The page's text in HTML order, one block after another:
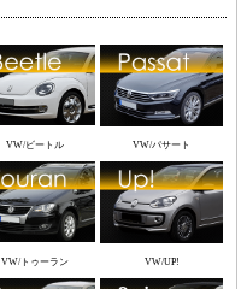
VW/ビートル VW/パサート
VW/トゥーラン VW/UP!